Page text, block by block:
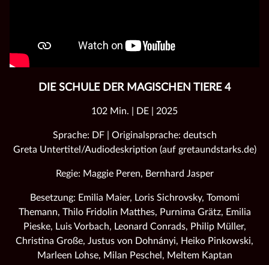
DIE SCHULE DER MAGISCHEN TIERE 4
102 Min. | DE | 2025
Sprache: DF | Originalsprache: deutsch
Greta Untertitel/Audiodeskription (auf gretaundstarks.de)
Regie: Maggie Peren, Bernhard Jasper
Besetzung: Emilia Maier, Loris Sichrovsky, Tomomi
Themann, Thilo Fridolin Matthes, Purnima Grätz, Emilia
Pieske, Luis Vorbach, Leonard Conrads, Philip Müller,
Christina Große, Justus von Dohnányi, Heiko Pinkowski,
Marleen Lohse, Milan Peschel, Meltem Kaptan